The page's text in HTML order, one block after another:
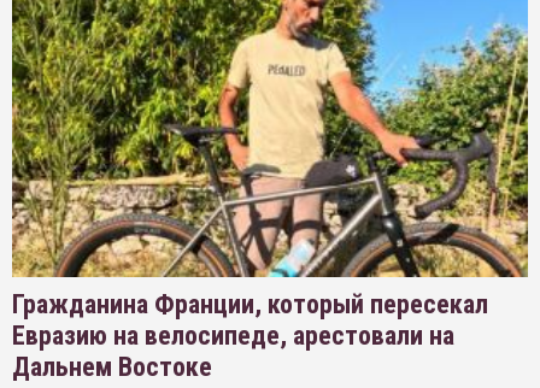
Гражданина Франции, который пересекал
Евразию на велосипеде, арестовали на
Дальнем Востоке